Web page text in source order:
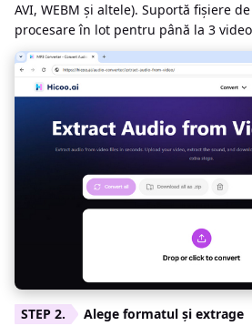
AVI, WEBM și altele). Suportă fișiere
procesare în lot pentru până la 3
Alege formatul și extrage